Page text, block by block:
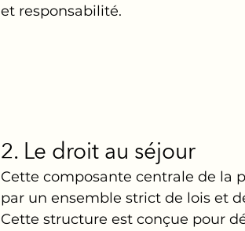
et responsabilité.
2. Le droit au séjour
Cette composante centrale de la
par un ensemble strict de lois et
Cette structure est conçue pour